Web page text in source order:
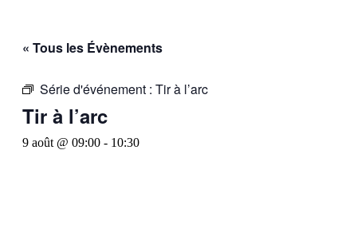
« Tous les Évènements
Série d'événement : Tir à l’arc
Tir à l’arc
9 août @ 09:00 - 10:30